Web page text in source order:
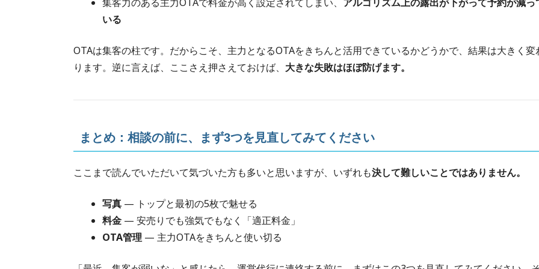
いる
OTAは集客の柱です。だからこそ、主力となるOTAをきちんと活用できているかどうかで、結果は大きく変
ります。逆に言えば、ここさえ押さえておけば、 大きな失敗はほぼ防げます。
まとめ：相談の前に、まず3つを見直してみてください
ここまで読んでいただいて気づいた方も多いと思いますが、いずれも決して難しいことではありません。
写真 — トップと最初の5枚で魅せる
料金 — 安売りでも強気でもなく「適正料金」
OTA管理 — 主力OTAをきちんと使い切る